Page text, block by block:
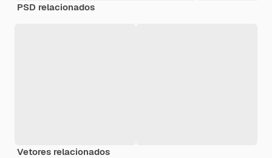
PSD relacionados
Vetores relacionados